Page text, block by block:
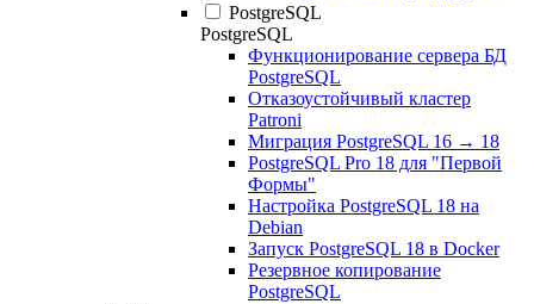
PostgreSQL
PostgreSQL
Функционирование сервера БД
PostgreSQL
Отказоустойчивый кластер
Patroni
Миграция PostgreSQL 16 → 18
PostgreSQL Pro 18 для "Первой
Формы"
Настройка PostgreSQL 18 на
Debian
Запуск PostgreSQL 18 в Docker
Резервное копирование
PostgreSQL